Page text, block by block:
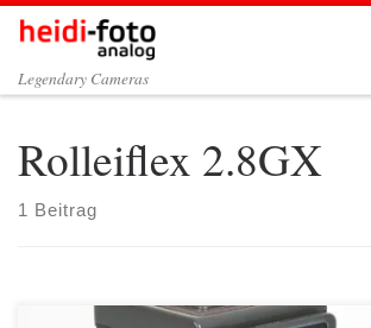
Zum Inhalt springen
Legendary Cameras
Rolleiflex 2.8GX
1 Beitrag